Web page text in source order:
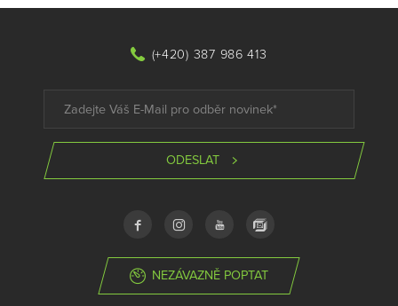
(+420) 387 986 413
ODESLAT
NEZÁVAZNĚ POPTAT